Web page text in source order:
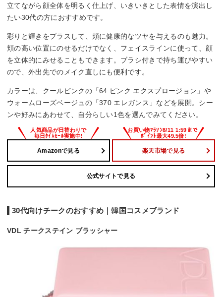
立てながら顔全体を明るく仕上げ、いきいきとした表情を演出し
たい30代の方におすすめです。
彩りと輝きをプラスして、頬に健康的なツヤを与えるのも魅力。
頬の高い位置にのせるだけでなく、フェイスラインに使って、顔
を立体的にみせることもできます。ブラシ付きで持ち運びやすい
ので、外出先でのメイク直しにも便利です。
カラーは、クールピンクの「64 ピンク エクスプロージョン」や
ウォームローズベージュの「370 エレガンス」などを展開。シー
ンや好みにあわせて、自分らしい1色を選んでみてください。
Amazonで見る 楽天市場で見る
公式サイトで見る
30代向けチークのおすすめ｜韓国コスメブランド
VDL チークステイン ブラッシャー